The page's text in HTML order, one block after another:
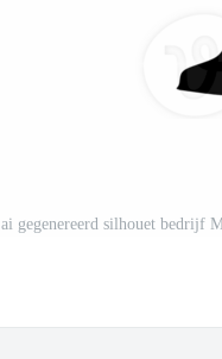
ai gegenereerd silhouet bedrijf